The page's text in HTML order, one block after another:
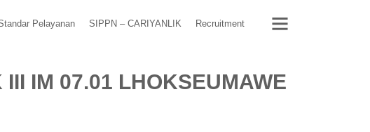
Pelayanan SIPPN – CARIYANLIK Recruitment
IM 07.01 LHOKSEUMAWE